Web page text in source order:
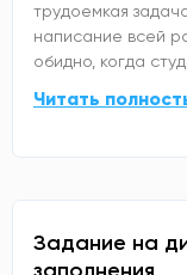
трудоемкая
написание всей
обидно, когда
Читать
Задание на